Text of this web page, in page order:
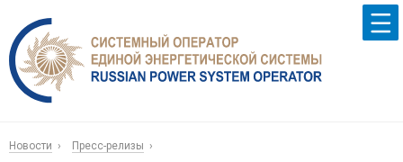
Новости Пресс-релизы